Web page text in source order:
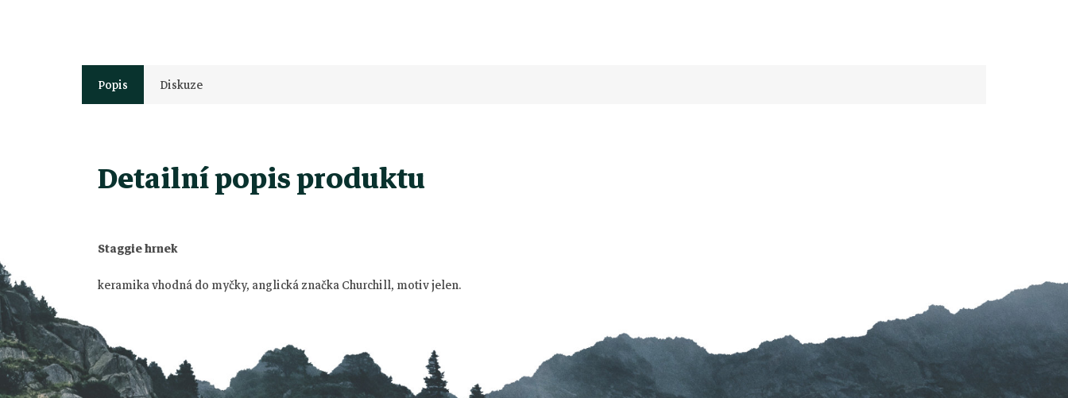
Popis Diskuze
Detailní popis produktu
Staggie hrnek
keramika vhodná do myčky, anglická značka Churchill, motiv jelen.
p
a
t